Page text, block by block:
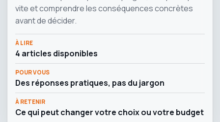
vite et comprendre les conséquences concrètes
avant de décider.
À LIRE
4 articles disponibles
POUR VOUS
Des réponses pratiques, pas du jargon
À RETENIR
Ce qui peut changer votre choix ou votre budget